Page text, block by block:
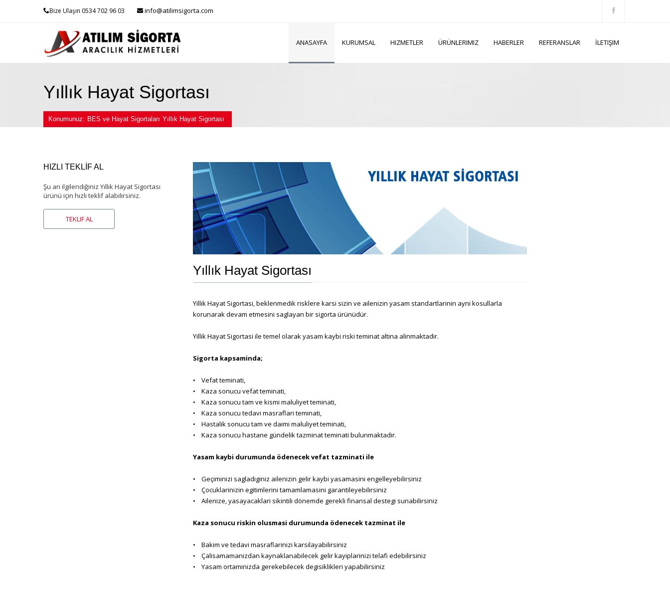
Bize Ulaşın 0534 702 96 03 info@atilimsigorta.com
ANASAYFA KURUMSAL HIZMETLER ÜRÜNLERIMIZ HABERLER REFERANSLAR İLETIŞIM
Yıllık Hayat Sigortası
Konumunuz: BES ve Hayat Sigortaları Yıllık Hayat Sigortası
HIZLI TEKLİF AL
Şu an ilgilendiğiniz Yıllık Hayat Sigortası
ürünü için hızlı teklif alabilirsiniz.
Yıllık Hayat Sigortası
Yillik Hayat Sigortasi, beklenmedik risklere karsi sizin ve ailenizin yasam standartlarinin ayni kosullarla
korunarak devam etmesini saglayan bir sigorta ürünüdür.
Yillik Hayat Sigortasi ile temel olarak yasam kaybi riski teminat altina alinmaktadir.
Sigorta kapsaminda;
• Vefat teminati,
• Kaza sonucu vefat teminati,
• Kaza sonucu tam ve kismi maluliyet teminati,
• Kaza sonucu tedavi masraflari teminati,
• Hastalik sonucu tam ve daimi maluliyet teminati,
• Kaza sonucu hastane gündelik tazminat teminati bulunmaktadir.
Yasam kaybi durumunda ödenecek vefat tazminati ile
• Geçiminizi sagladiginiz ailenizin gelir kaybi yasamasini engelleyebilirsiniz
• Çocuklarinizin egitimlerini tamamlamasini garantileyebilirsiniz
• Ailenize, yasayacaklari sikintili dönemde gerekli finansal destegi sunabilirsiniz
Kaza sonucu riskin olusmasi durumunda ödenecek tazminat ile
• Bakim ve tedavi masraflarinizi karsilayabilirsiniz
• Çalisamamanizdan kaynaklanabilecek gelir kayiplarinizi telafi edebilirsiniz
• Yasam ortaminizda gerekebilecek degisiklikleri yapabilirsiniz